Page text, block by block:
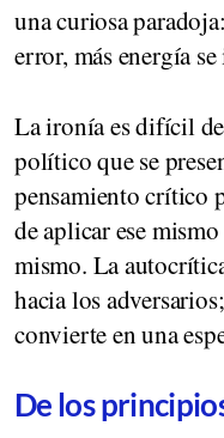
una curiosa
error, más energía
La ironía es difícil
político que se
pensamiento crítico
de aplicar ese
mismo. La
hacia los
convierte en una
De los